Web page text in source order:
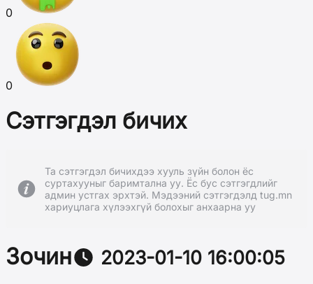
0
0
Сэтгэгдэл бичих
Та сэтгэгдэл бичихдээ хууль зүйн болон ёс
суртахууныг баримтална уу. Ёс бус сэтгэгдлийг
админ устгах эрхтэй. Мэдээний сэтгэгдэлд tug.mn
хариуцлага хүлээхгүй болохыг анхаарна уу
Зочин 2023-01-10 16:00:05